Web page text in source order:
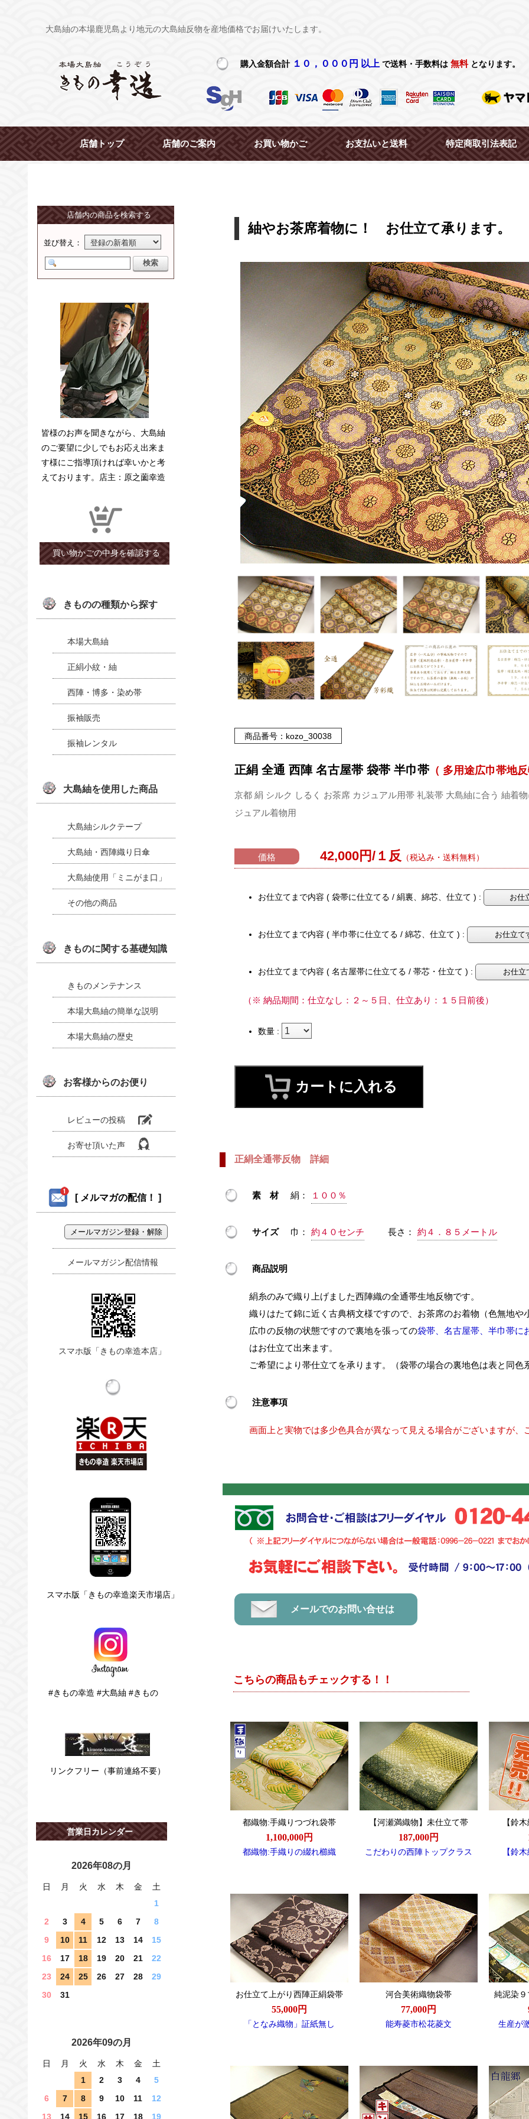
大島紬の本場鹿児島より地元の大島紬反物を産地価格でお届けいたします。
購入金額合計 １０，０００円 以上 で送料・手数料は 無料となります。
店舗トップ 店舗のご案内 お買い物かご お支払いと送料 特定商取引法表記
店舗内の商品を検索する
並び替え：
皆様のお声を聞きながら、大島紬
のご要望に少しでもお応え出来ま
す様にご指導頂ければ幸いかと考
えております。店主：原之薗幸造
きものの種類から探す
本場大島紬
正絹小紋・紬
西陣・博多・染め帯
振袖販売
振袖レンタル
大島紬を使用した商品
大島紬シルクテープ
大島紬・西陣織り日傘
大島紬使用「ミニがま口」
その他の商品
きものに関する基礎知識
きものメンテナンス
本場大島紬の簡単な説明
本場大島紬の歴史
お客様からのお便り
レビューの投稿
お寄せ頂いた声
[ メルマガの配信！ ]
メールマガジン配信情報
スマホ版「きもの幸造本店」
スマホ版「きもの幸造楽天市場店」
#きもの幸造 #大島紬 #きもの
リンクフリー（事前連絡不要）
紬やお茶席着物に！ お仕立て承ります。
商品番号：kozo_30038
正絹 全通 西陣 名古屋帯 袋帯 半巾帯 （ 多用途広巾帯地
京都 絹 シルク しるく お茶席 カジュアル用帯 礼装帯 大島紬に合う 紬着
ジュアル着物用
価格 42,000円/１反 （税込み・送料無料）
お仕立てまで内容 ( 袋帯に仕立てる / 絹裏、綿芯、仕立て ) :
お仕立てまで内容 ( 半巾帯に仕立てる / 綿芯、仕立て ) :
お仕立てまで内容 ( 名古屋帯に仕立てる / 帯芯・仕立て ) :
（※ 納品期間：仕立なし：２～５日、仕立あり：１５日前後）
数量 :
正絹全通帯反物 詳細
素 材 絹： １００％
サイズ 巾： 約４０センチ 長さ： 約４．８５メートル
商品説明
絹糸のみで織り上げました西陣織の全通帯生地反物です。
織りはたて錦に近く古典柄文様ですので、お茶席のお着物（色無地や
広巾の反物の状態ですので裏地を張っての袋帯、名古屋帯、半巾帯に
はお仕立て出来ます。
ご希望により帯仕立てを承ります。（袋帯の場合の裏地色は表と同色
注意事項
画面上と実物では多少色具合が異なって見える場合がございますが、
メールでのお問い合せは